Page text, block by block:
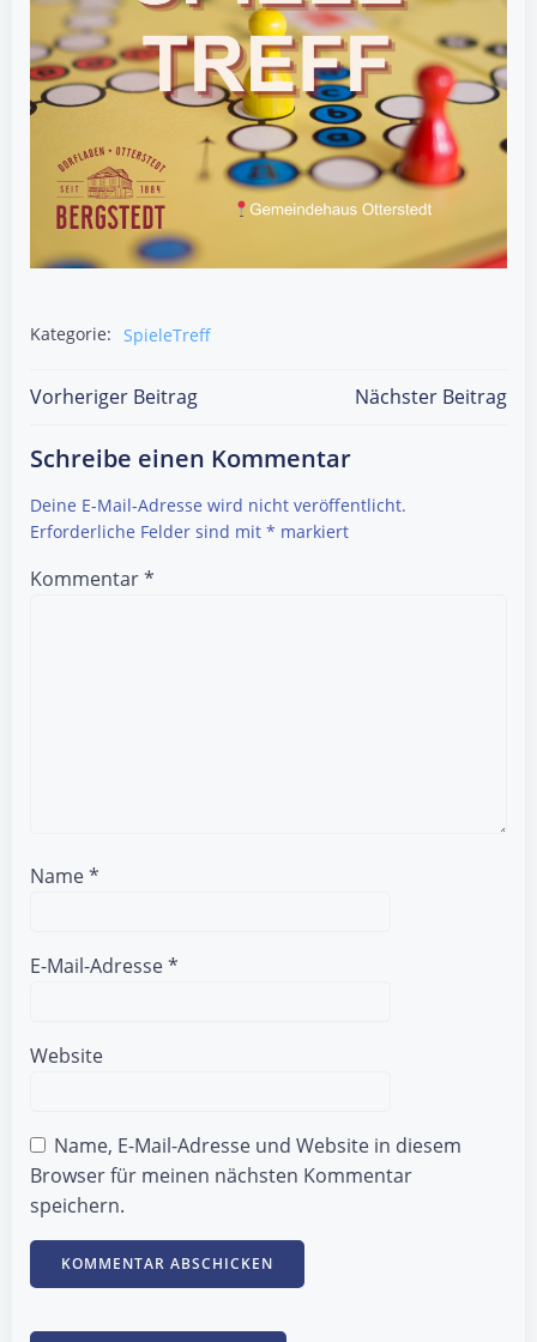
Kategorie: SpieleTreff
Post
navigation
Vorheriger Beitrag
Post
navigation
Nächster Beitrag
Schreibe einen Kommentar
Deine E-Mail-Adresse wird nicht veröffentlicht.
Erforderliche Felder sind mit * markiert
Kommentar*
Name*
E-Mail-Adresse*
Website
Name, E-Mail-Adresse und Website in diesem
Browser für meinen nächsten Kommentar
speichern.